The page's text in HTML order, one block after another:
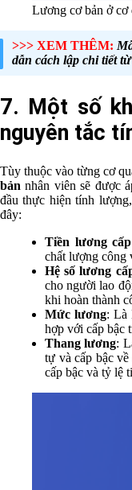
Lương cơ bản ở cơ
>>> XEM THÊM:
dẫn cách lập chi tiết
7. Một số
nguyên tắc
Tùy thuộc vào từng cơ
bản nhân viên sẽ được
đầu thực hiện tính
đây:
Tiền lương
chất lượng công
Hệ số lương
cho người lao
khi hoàn thành
Mức lương: Là
hợp với cấp bậc
Thang lương:
tự và cấp bậc
cấp bậc và tỷ lệ